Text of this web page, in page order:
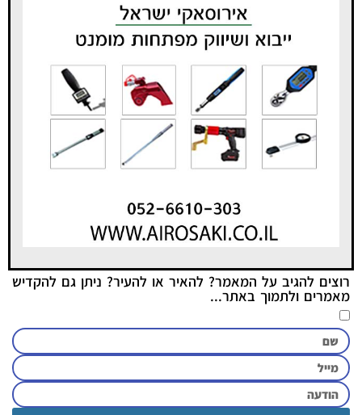
רוצים להגיב על המאמר? להאיר או להעיר? ניתן גם להקדיש
מאמרים ולתמוך באתר...